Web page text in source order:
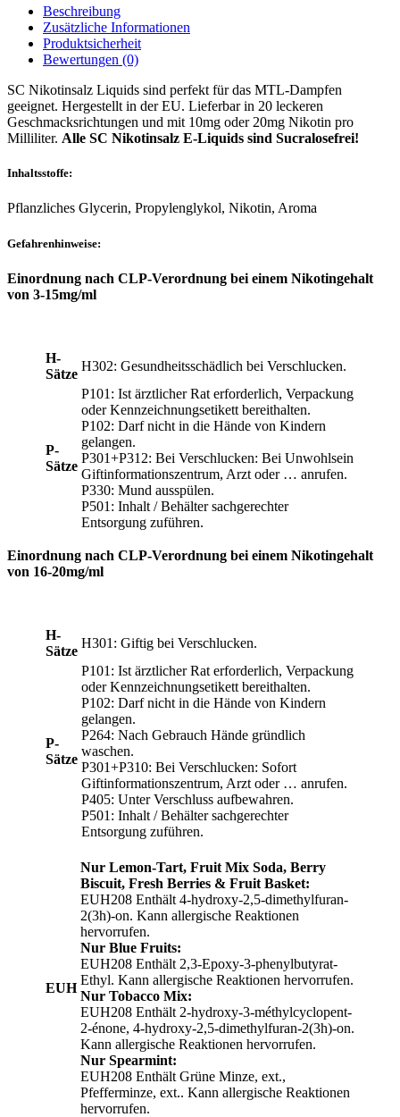
Beschreibung
Zusätzliche Informationen
Produktsicherheit
Bewertungen (0)
SC Nikotinsalz Liquids sind perfekt für das MTL-Dampfen
geeignet. Hergestellt in der EU. Lieferbar in 20 leckeren
Geschmacksrichtungen und mit 10mg oder 20mg Nikotin pro
Milliliter. Alle SC Nikotinsalz E-Liquids sind Sucralosefrei!
Inhaltsstoffe:
Pflanzliches Glycerin, Propylenglykol, Nikotin, Aroma
Gefahrenhinweise:
Einordnung nach CLP-Verordnung bei einem Nikotingehalt
von 3-15mg/ml
H-
Sätze
H302: Gesundheitsschädlich bei Verschlucken.
P-
Sätze
P101: Ist ärztlicher Rat erforderlich, Verpackung
oder Kennzeichnungsetikett bereithalten.
P102: Darf nicht in die Hände von Kindern
gelangen.
P301+P312: Bei Verschlucken: Bei Unwohlsein
Giftinformationszentrum, Arzt oder … anrufen.
P330: Mund ausspülen.
P501: Inhalt / Behälter sachgerechter
Entsorgung zuführen.
Einordnung nach CLP-Verordnung bei einem Nikotingehalt
von 16-20mg/ml
H-
Sätze
H301: Giftig bei Verschlucken.
P-
Sätze
P101: Ist ärztlicher Rat erforderlich, Verpackung
oder Kennzeichnungsetikett bereithalten.
P102: Darf nicht in die Hände von Kindern
gelangen.
P264: Nach Gebrauch Hände gründlich
waschen.
P301+P310: Bei Verschlucken: Sofort
Giftinformationszentrum, Arzt oder … anrufen.
P405: Unter Verschluss aufbewahren.
P501: Inhalt / Behälter sachgerechter
Entsorgung zuführen.
EUH
Nur Lemon-Tart, Fruit Mix Soda, Berry
Biscuit, Fresh Berries & Fruit Basket:
EUH208 Enthält 4-hydroxy-2,5-dimethylfuran-
2(3h)-on. Kann allergische Reaktionen
hervorrufen.
Nur Blue Fruits:
EUH208 Enthält 2,3-Epoxy-3-phenylbutyrat-
Ethyl. Kann allergische Reaktionen hervorrufen.
Nur Tobacco Mix:
EUH208 Enthält 2-hydroxy-3-méthylcyclopent-
2-énone, 4-hydroxy-2,5-dimethylfuran-2(3h)-on.
Kann allergische Reaktionen hervorrufen.
Nur Spearmint:
EUH208 Enthält Grüne Minze, ext.,
Pfefferminze, ext.. Kann allergische Reaktionen
hervorrufen.